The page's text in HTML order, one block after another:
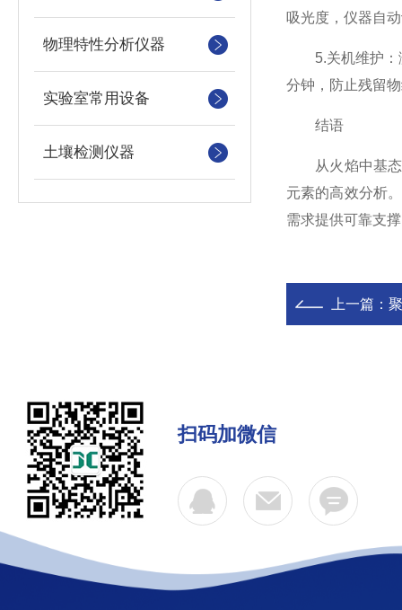
物理特性分析仪器
实验室常用设备
土壤检测仪器
吸光度，仪器自
5.关机维护：测
分钟，防止残留
结语
从火焰中基态
元素的高效分析
需求提供可靠支
上一篇：
扫码加微信